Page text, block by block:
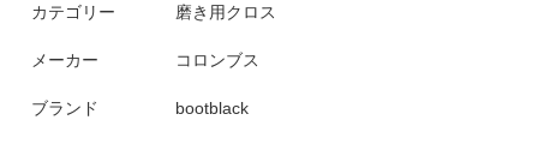
カテゴリー 磨き用クロス
メーカー コロンブス
ブランド bootblack